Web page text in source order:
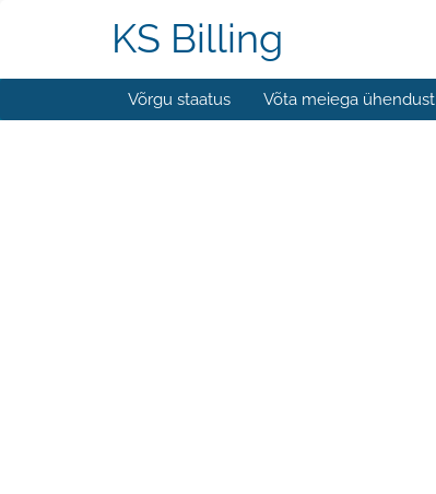
KS Billing
Võrgu staatus Võta meiega ühendust